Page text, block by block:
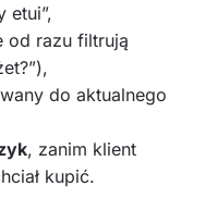
etui”,
od razu filtrują
do aktualnego
, zanim klient
kupić.